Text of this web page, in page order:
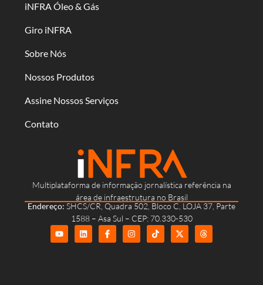
Multiplataforma de informação jornalística referência na
área de infraestrutura no Brasil
Endereço: SHCS/CR, Quadra 502, Bloco C, LOJA 37, Parte
1588 – Asa Sul – CEP: 70.330-530
iNFRA Óleo & Gás
Giro iNFRA
Sobre Nós
Nossos Produtos
Assine Nossos Serviços
Contato